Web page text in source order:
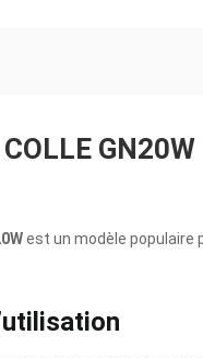
GN20W
est un modèle populaire